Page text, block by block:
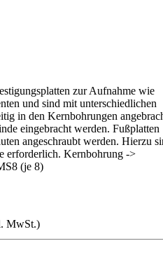
zur Aufnahme wie
und sind mit unterschiedlichen
in den Kernbohrungen
eingebracht werden. Fußplatten
angeschraubt werden. Hierzu
erforderlich. Kernbohrung ->
(je 8)
MwSt.)